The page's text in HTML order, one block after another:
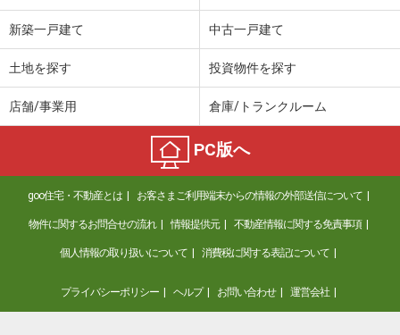
新築一戸建て 中古一戸建て
土地を探す 投資物件を探す
店舗/事業用 倉庫/トランクルーム
PC版へ
goo住宅・不動産とは お客さまご利用端末からの情報の外部送信について
物件に関するお問合せの流れ 情報提供元 不動産情報に関する免責事項
個人情報の取り扱いについて 消費税に関する表記について
プライバシーポリシー ヘルプ お問い合わせ 運営会社